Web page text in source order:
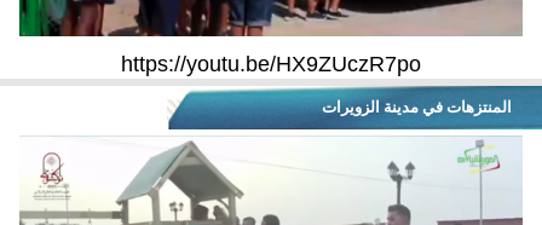
https://youtu.be/HX9ZUczR7po
المنتزهات في مدينة الزويرات